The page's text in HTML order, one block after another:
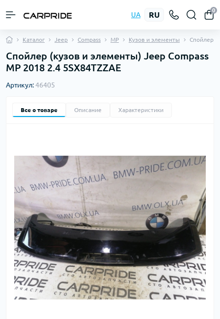
UA RU
0
Каталог Jeep Compass MP Кузов и элементы Спойлер
Спойлер (кузов и элементы) Jeep Compass
MP 2018 2.4 5SX84TZZAE
Артикул:46405
Все о товаре Описание Характеристики